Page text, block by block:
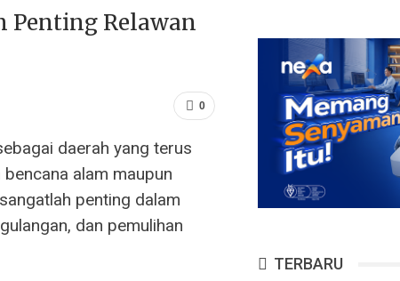
Penting Relawan
0
daerah yang terus
alam maupun
penting dalam
dan pemulihan
TERBARU